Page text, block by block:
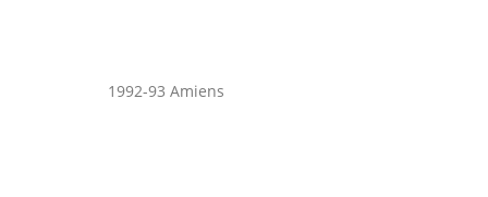
1992-93 Amiens